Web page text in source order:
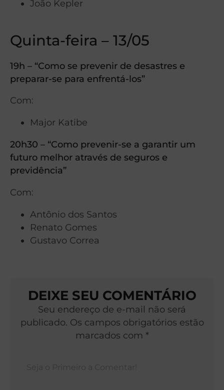
João Kepler
Quinta-feira – 13/05
19h – “Como se prevenir de desastres e
preparar-se para enfrentá-los”
Com:
Major Katibe
20h30 – “Como prevenir-se a garantir um
futuro melhor através de seguros e
previdência”
Com:
Antônio dos Santos
Renato Gomes
Gustavo Correa
DEIXE SEU COMENTÁRIO
Seu endereço de e-mail não será
publicado. Os campos obrigatórios estão
marcados com *